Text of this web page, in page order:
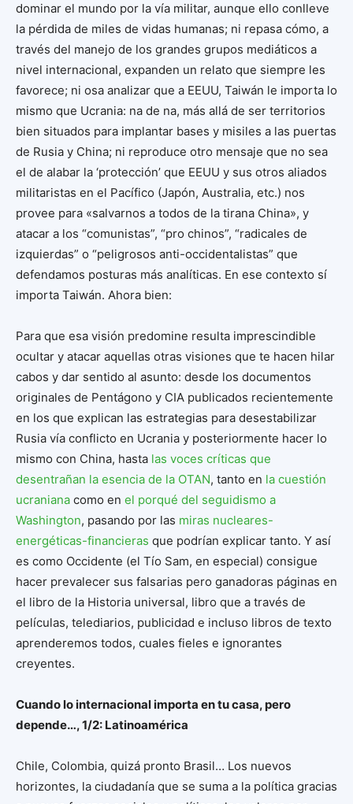
dominar el mundo por la vía militar, aunque ello conlleve
la pérdida de miles de vidas humanas; ni repasa cómo, a
través del manejo de los grandes grupos mediáticos a
nivel internacional, expanden un relato que siempre les
favorece; ni osa analizar que a EEUU, Taiwán le importa lo
mismo que Ucrania: na de na, más allá de ser territorios
bien situados para implantar bases y misiles a las puertas
de Rusia y China; ni reproduce otro mensaje que no sea
el de alabar la ‘protección’ que EEUU y sus otros aliados
militaristas en el Pacífico (Japón, Australia, etc.) nos
provee para «salvarnos a todos de la tirana China», y
atacar a los “comunistas”, “pro chinos”, “radicales de
izquierdas” o “peligrosos anti-occidentalistas” que
defendamos posturas más analíticas. En ese contexto sí
importa Taiwán. Ahora bien:
Para que esa visión predomine resulta imprescindible
ocultar y atacar aquellas otras visiones que te hacen hilar
cabos y dar sentido al asunto: desde los documentos
originales de Pentágono y CIA publicados recientemente
en los que explican las estrategias para desestabilizar
Rusia vía conflicto en Ucrania y posteriormente hacer lo
mismo con China, hasta las voces críticas que
desentrañan la esencia de la OTAN, tanto en la cuestión
ucraniana como en el porqué del seguidismo a
Washington, pasando por las miras nucleares-
energéticas-financieras que podrían explicar tanto. Y así
es como Occidente (el Tío Sam, en especial) consigue
hacer prevalecer sus falsarias pero ganadoras páginas en
el libro de la Historia universal, libro que a través de
películas, telediarios, publicidad e incluso libros de texto
aprenderemos todos, cuales fieles e ignorantes
creyentes.
Cuando lo internacional importa en tu casa, pero
depende…, 1/2: Latinoamérica
Chile, Colombia, quizá pronto Brasil… Los nuevos
horizontes, la ciudadanía que se suma a la política gracias